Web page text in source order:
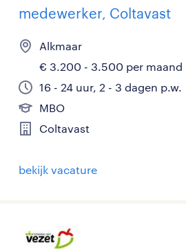
medewerker, Coltavast
Alkmaar
€ 3.200 - 3.500 per maand
16 - 24 uur, 2 - 3 dagen p.w.
MBO
Coltavast
bekijk vacature